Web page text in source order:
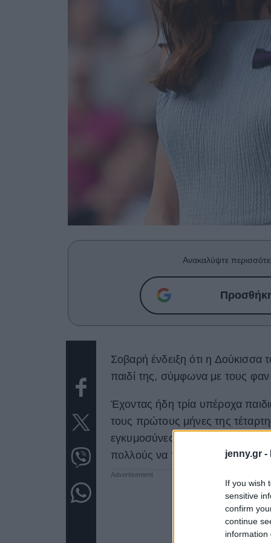
jenny.gr -
If you wish
sensitive
confirm
continue
information
Ανακαλύψτε
Σοβαρή ένδειξη ότι η Δούκισσα
παιδί της, σύμφωνα με τους φαν
Έχοντας ήδη τρία υπέροχα
τους πρώτους μήνες της
εγκυμοσύνες της από σοβαρή
πολλούς να πιστέψουν πως θα